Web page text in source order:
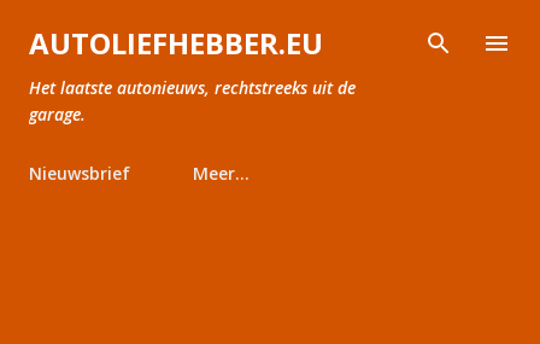
Doorgaan naar hoofdcontent
AUTOLIEFHEBBER.EU
Het laatste autonieuws, rechtstreeks uit de
garage.
Nieuwsbrief Meer…